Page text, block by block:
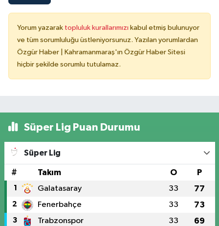
Yorum yazarak topluluk kurallarımızı kabul etmiş bulunuyor
ve tüm sorumluluğu üstleniyorsunuz. Yazılan yorumlardan
Özgür Haber | Kahramanmaraş'ın Özgür Haber Sitesi
hiçbir şekilde sorumlu tutulamaz.
Süper Lig Puan Durumu
Süper Lig
# Takım O P
1 Galatasaray 33 77
2 Fenerbahçe 33 73
3 Trabzonspor 33 69